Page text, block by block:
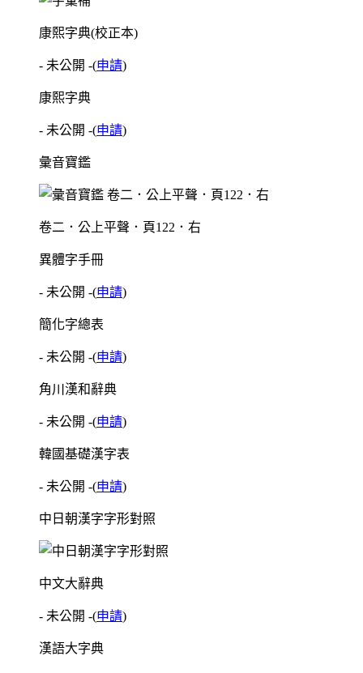
康熙字典(校正本)
- 未公開 -(申請)
康熙字典
- 未公開 -(申請)
彙音寶鑑
卷二．公上平聲．頁122．右
異體字手冊
- 未公開 -(申請)
簡化字總表
- 未公開 -(申請)
角川漢和辭典
- 未公開 -(申請)
韓國基礎漢字表
- 未公開 -(申請)
中日朝漢字字形對照
中文大辭典
- 未公開 -(申請)
漢語大字典